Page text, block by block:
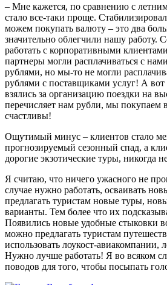
– Мне кажется, по сравнению с
стало все-таки проще.
можем покупать валюту – это два
значительно облегчили нашу работу.
работать с корпоративными
партнеры могли расплачиваться с
рублями, но мы-то не могли
рублями с поставщиками услуг! А
взялись за организацию поездки на
перечисляет нам рубли, мы покупаем
счастливы!
Ощутимый минус – клиентов стало
прогнозируемый сезонный спад, а
дорогие экзотические туры, никогда
Я считаю, что ничего ужасного не
случае нужно работать, осваивать
предлагать туристам новые туры,
варианты. Тем более что их
Появились новые удобные стыковки
можно предлагать туристам
использовать лоукост-
Нужно лучше работать! Я во всяком
поводов для того, чтобы посыпать